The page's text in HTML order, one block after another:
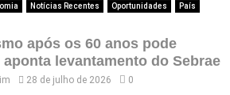
Notícias Recentes Oportunidades
País
após os 60 anos pode
levantamento do Sebrae
28 de julho de 2026 0